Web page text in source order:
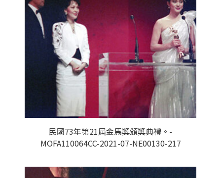
民國73年第21屆金馬獎頒獎典禮。-
MOFA110064CC-2021-07-NE00130-217